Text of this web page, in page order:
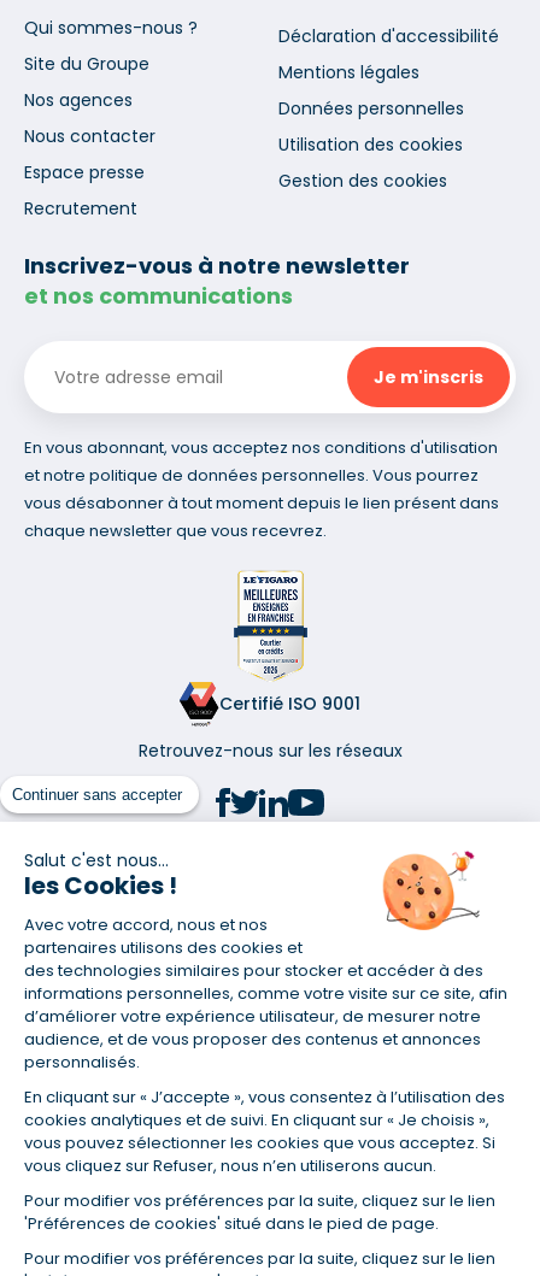
Continuer sans accepter
Salut c'est nous...
les Cookies !
Avec votre accord, nous et nos
partenaires utilisons des cookies et
des technologies similaires pour stocker et accéder à des
informations personnelles, comme votre visite sur ce site, afin
d’améliorer votre expérience utilisateur, de mesurer notre
audience, et de vous proposer des contenus et annonces
personnalisés.
En cliquant sur « J’accepte », vous consentez à l’utilisation des
cookies analytiques et de suivi. En cliquant sur « Je choisis »,
vous pouvez sélectionner les cookies que vous acceptez. Si
vous cliquez sur Refuser, nous n’en utiliserons aucun.
Pour modifier vos préférences par la suite, cliquez sur le lien
'Préférences de cookies' situé dans le pied de page.
Pour modifier vos préférences par la suite, cliquez sur le lien
Qui sommes-nous ?
Site du Groupe
Nos agences
Nous contacter
Espace presse
Recrutement
Déclaration d'accessibilité
Mentions légales
Données personnelles
Utilisation des cookies
Gestion des cookies
Inscrivez-vous à notre newsletter
et nos communications
En vous abonnant, vous acceptez nos conditions d'utilisation
et notre politique de données personnelles. Vous pourrez
vous désabonner à tout moment depuis le lien présent dans
chaque newsletter que vous recevrez.
Certifié ISO 9001
Retrouvez-nous sur les réseaux
(1) Taux fixe national hors assurance et selon votre profil
(2) Économie de 65 % pour l'assurance d'un prêt amortissable de 330
457,23 € à 0,90 % sur 19,5 ans, accordé à un salarié non cadre assuré à
100 % (décès, PTIA, IPP, ITT, IPP) âgé de 36 ans fumeur et une personne
salariée non cadre assurée à 100 % (décès, PTIA, IPP, ITT, IPP) âgée de 35
ans et non-fumeur, tous deux sans risque médical connu. Au
14/07/2019, coût de l'assurance proposée par la banque 179,08 €/mois
en moyenne contre 64,60 €/mois en moyenne au 14/07/2022 avec
Empruntis.com (TAEA : 0,44 %, coût total de l'assurance : 15 117,65 €).
(3) Taux minimum pour un crédit consommation d'un montant fixé entre
5 000 et 20 000 euros, selon profil et durée.
(4) La diminution du montant des mensualités entraîne l'allongement
de la durée de remboursement ainsi que la hausse du coût total du
(5) Banques de réseau, mutualistes, spécialisées, directions
régionales, organismes de crédit selon votre profil et votre demande.
Mutuelles, compagnies et courtiers d'assurances. Selon votre profil et